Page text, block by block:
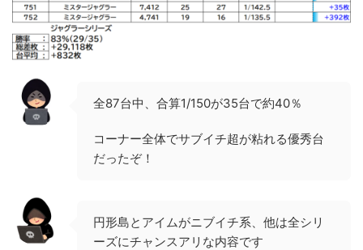
全87台中、合算1/150が35台で約40％
コーナー全体でサブイチ超が粘れる優秀台
だったぞ！
円形島とアイムがニブイチ系、他は全シリ
ーズにチャンスアリな内容です